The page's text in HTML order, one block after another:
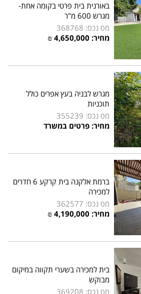
באורנית בית פרטי בקומה אחת-
מגרש 600 מ"ר
מס נכס: 368768
מחיר: 4,650,000
₪
מגרש לבניה בעץ אפרים כולל
תוכניות
מס נכס: 355239
מחיר: פרטים במשרד
ברמת אלקנה בית קרקע 6 חדרים
למכירה
מס נכס: 362577
מחיר: 4,190,000
₪
בית למכירה בשערי תקווה במיקום
מבוקש
מס נכס: 369208